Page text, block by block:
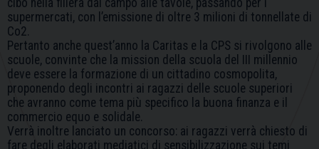
cibo nella filiera dal campo alle tavole, passando per i
supermercati, con l’emissione di oltre 3 milioni di tonnellate di
Co2.
Pertanto anche quest’anno la Caritas e la CPS si rivolgono alle
scuole, convinte che la mission della scuola del III millennio
deve essere la formazione di un cittadino cosmopolita,
proponendo degli incontri ai ragazzi delle scuole superiori
che avranno come tema più specifico la buona finanza e il
commercio equo e solidale.
Verrà inoltre lanciato un concorso: ai ragazzi verrà chiesto di
fare degli elaborati mediatici di sensibilizzazione sui temi